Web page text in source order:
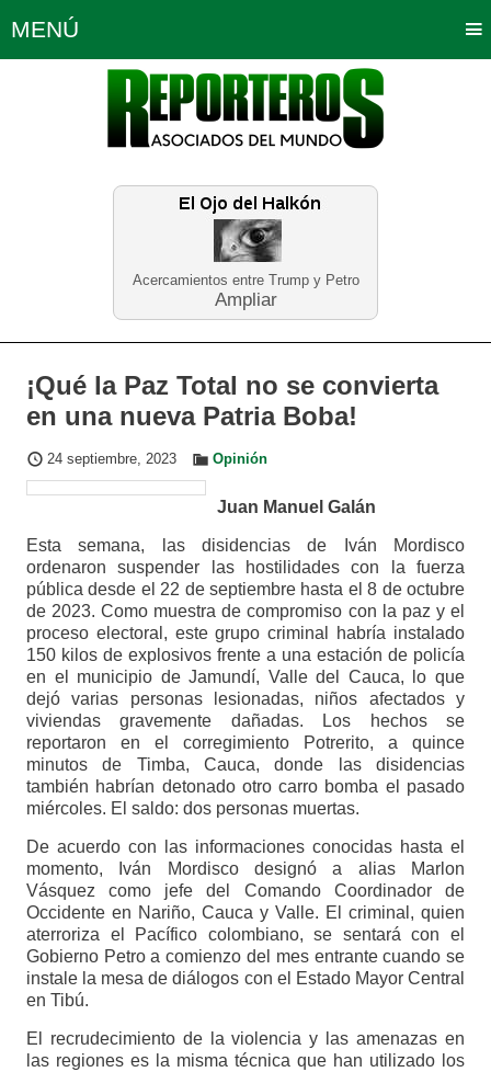
Acercamientos entre Trump y Petro
Ampliar
MENÚ
Política Opinión Bogotá
Planeta Tierra Deportes
Educación Neira
¡Qué la Paz Total no se convierta
en una nueva Patria Boba!
24 septiembre, 2023 Opinión
Juan Manuel Galán
Esta semana, las disidencias de Iván Mordisco
ordenaron suspender las hostilidades con la fuerza
pública desde el 22 de septiembre hasta el 8 de octubre
de 2023. Como muestra de compromiso con la paz y el
proceso electoral, este grupo criminal habría instalado
150 kilos de explosivos frente a una estación de policía
en el municipio de Jamundí, Valle del Cauca, lo que
dejó varias personas lesionadas, niños afectados y
viviendas gravemente dañadas. Los hechos se
reportaron en el corregimiento Potrerito, a quince
minutos de Timba, Cauca, donde las disidencias
también habrían detonado otro carro bomba el pasado
miércoles. El saldo: dos personas muertas.
De acuerdo con las informaciones conocidas hasta el
momento, Iván Mordisco designó a alias Marlon
Vásquez como jefe del Comando Coordinador de
Occidente en Nariño, Cauca y Valle. El criminal, quien
aterroriza el Pacífico colombiano, se sentará con el
Gobierno Petro a comienzo del mes entrante cuando se
instale la mesa de diálogos con el Estado Mayor Central
en Tibú.
El recrudecimiento de la violencia y las amenazas en
las regiones es la misma técnica que han utilizado los